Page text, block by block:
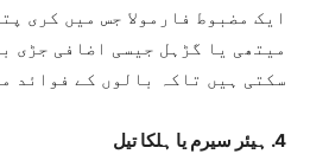
ایک مضبوط فارمولا جس میں کری
میتھی یا گڑہل جیسی اضافی جڑی
سکتی ہیں تاکہ بالوں کے فوائد
4. ہیئر سیرم یا ہلکا تیل